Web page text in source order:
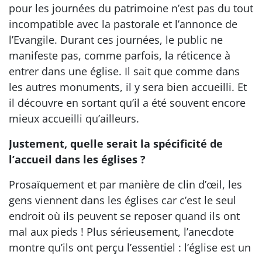
pour les journées du patrimoine n’est pas du tout
incompatible avec la pastorale et l’annonce de
l’Evangile. Durant ces journées, le public ne
manifeste pas, comme parfois, la réticence à
entrer dans une église. Il sait que comme dans
les autres monuments, il y sera bien accueilli. Et
il découvre en sortant qu’il a été souvent encore
mieux accueilli qu’ailleurs.
Justement, quelle serait la spécificité de
l’accueil dans les églises ?
Prosaïquement et par manière de clin d’œil, les
gens viennent dans les églises car c’est le seul
endroit où ils peuvent se reposer quand ils ont
mal aux pieds ! Plus sérieusement, l’anecdote
montre qu’ils ont perçu l’essentiel : l’église est un